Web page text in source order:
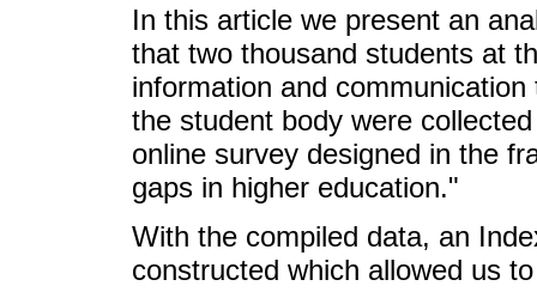
In this article we present an
that two thousand students at
information and
the student body were
online survey designed in the
gaps in higher education."
With the compiled data, an
constructed which allowed us